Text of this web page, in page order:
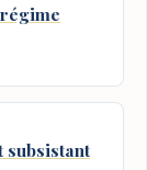
subsistant